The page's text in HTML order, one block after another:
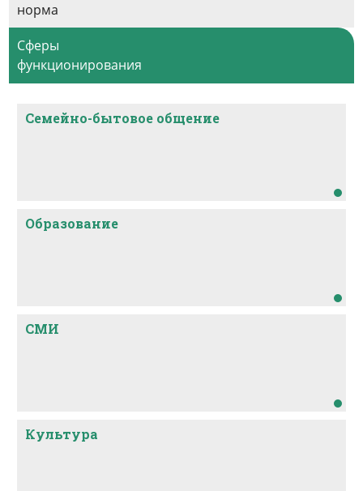
норма
Сферы
функционирования
Семейно-бытовое общение
Образование
СМИ
Культура